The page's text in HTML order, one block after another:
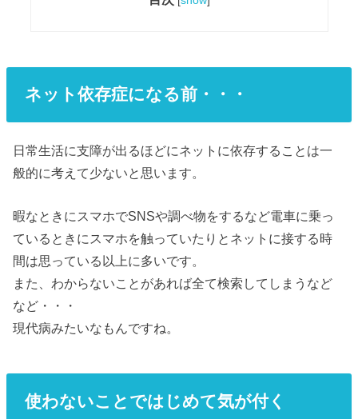
ネット依存症になる前・・・
日常生活に支障が出るほどにネットに依存することは一
般的に考えて少ないと思います。
暇なときにスマホでSNSや調べ物をするなど電車に乗っ
ているときにスマホを触っていたりとネットに接する時
間は思っている以上に多いです。
また、わからないことがあれば全て検索してしまうなど
など・・・
現代病みたいなもんですね。
使わないことではじめて気が付く